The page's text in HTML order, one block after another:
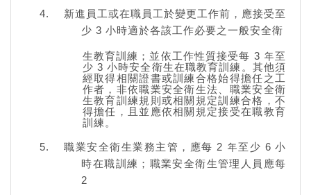
新進員工或在職員工於變更工作前，應接受至
少 3 小時適於各該工作必要之一般安全衛
生教育訓練；並依工作性質接受每 3 年至
少 3 小時安全衛生在職教育訓練。其他須
經取得相關證書或訓練合格始得擔任之工
作者，非依職業安全衛生法、職業安全衛
生教育訓練規則或相關規定訓練合格，不
得擔任，且並應依相關規定接受在職教育
訓練。
職業安全衛生業務主管，應每 2 年至少 6 小
時在職訓練；職業安全衛生管理人員應每
2